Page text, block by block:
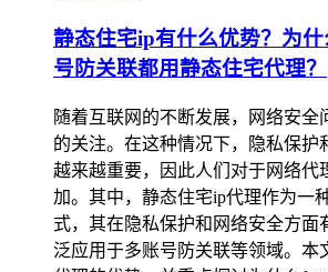
静态住宅ip有什么优势？为
号防关联都用静态住宅代理？
随着互联网的不断发展，网络安全
的关注。在这种情况下，隐私保护
越来越重要，因此人们对于网络代
加。其中，静态住宅ip代理作为一
式，其在隐私保护和网络安全方面
泛应用于多账号防关联等领域。本